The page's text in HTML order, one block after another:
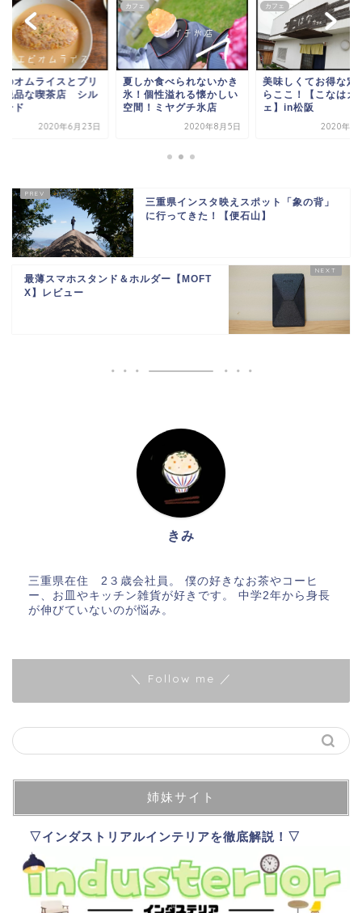
のオムライスとプリ
絶品な喫茶店 シル
ード
2020年6月23日
カフェ
夏しか食べられないかき
氷！個性溢れる懐かしい
空間！ミヤグチ氷店
2020年8月5日
カフェ
美味しくてお得な定
らここ！【こなはカ
ェ】in松阪
2020年7
三重県インスタ映えスポット「象の背」
に行ってきた！【便石山】
最薄スマホスタンド＆ホルダー【MOFT
X】レビュー
きみ
三重県在住 2３歳会社員。 僕の好きなお茶やコーヒ
ー、お皿やキッチン雑貨が好きです。 中学2年から身長
が伸びていないのが悩み。
＼ Follow me ／
姉妹サイト
▽インダストリアルインテリアを徹底解説！▽